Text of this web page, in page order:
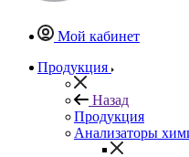
Мой кабинет
Продукция
Назад
Продукция
Анализаторы